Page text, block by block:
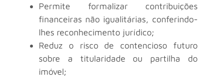
Permite formalizar contribuições
financeiras não igualitárias, conferindo-
lhes reconhecimento jurídico;
Reduz o risco de contencioso futuro
sobre a titularidade ou partilha do
imóvel;